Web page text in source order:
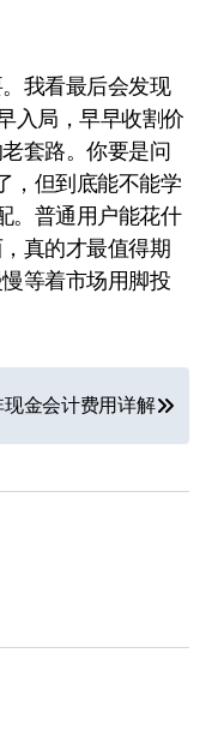
我看最后会发现
入局，早早收割价
套路。你要是问
，但到底能不能学
。普通用户能花什
真的才最值得期
等着市场用脚投
现金会计费用详解